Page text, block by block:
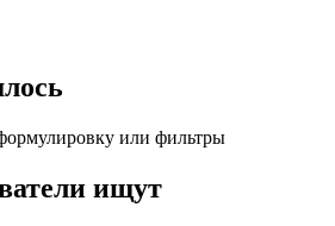
или фильтры
ищут